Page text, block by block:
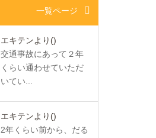
一覧ページ
エキテンより ()
交通事故にあって２年
くらい通わせていただ
いてい...
エキテンより ()
2年くらい前から、だる